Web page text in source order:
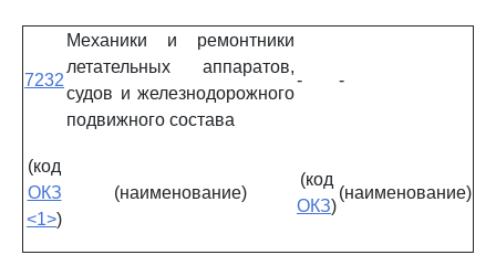
7232
Механики и ремонтники
летательных аппаратов,
судов и железнодорожного
подвижного состава
- -
(код
ОКЗ
<1>)
(наименование)
(код
ОКЗ)
(наименование)